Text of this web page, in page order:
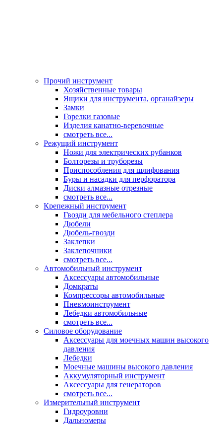
Прочий инструмент
Хозяйственные товары
Ящики для инструмента, органайзеры
Замки
Горелки газовые
Изделия канатно-веревочные
смотреть все...
Режущий инструмент
Ножи для электрических рубанков
Болторезы и труборезы
Приспособления для шлифования
Буры и насадки для перфоратора
Диски алмазные отрезные
смотреть все...
Крепежный инструмент
Гвозди для мебельного степлера
Дюбели
Дюбель-гвозди
Заклепки
Заклепочники
смотреть все...
Автомобильный инструмент
Аксессуары автомобильные
Домкраты
Компрессоры автомобильные
Пневмоинструмент
Лебедки автомобильные
смотреть все...
Силовое оборудование
Аксессуары для моечных машин высокого
давления
Лебедки
Моечные машины высокого давления
Аккумуляторный инструмент
Аксессуары для генераторов
смотреть все...
Измерительный инструмент
Гидроуровни
Дальномеры